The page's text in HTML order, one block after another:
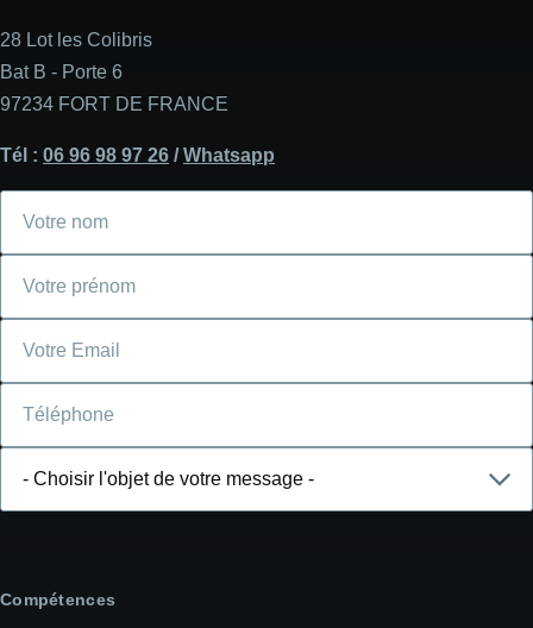
28 Lot les Colibris
Bat B - Porte 6
97234 FORT DE FRANCE
Tél : 06 96 98 97 26 /Whatsapp
message
Compétences